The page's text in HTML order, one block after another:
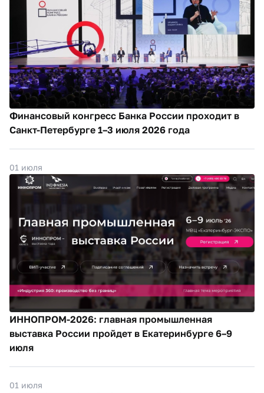
Финансовый конгресс Банка России проходит в
Санкт-Петербурге 1–3 июля 2026 года
01 июля
ИННОПРОМ-2026: главная промышленная
выставка России пройдет в Екатеринбурге 6–9
июля
01 июля